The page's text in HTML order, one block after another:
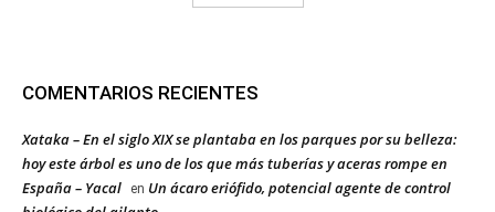
COMENTARIOS RECIENTES
Xataka – En el siglo XIX se plantaba en los parques por su belleza:
hoy este árbol es uno de los que más tuberías y aceras rompe en
España – Yacal
en Un ácaro eriófido, potencial agente de control